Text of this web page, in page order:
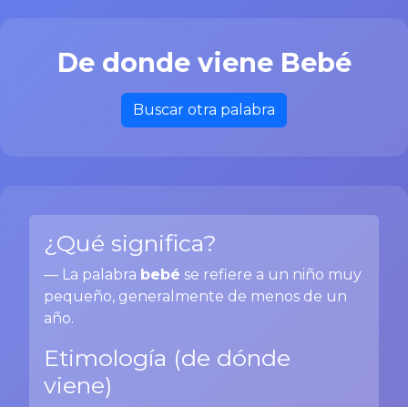
De donde viene Bebé
Buscar otra palabra
¿Qué significa?
— La palabra bebé se refiere a un niño muy
pequeño, generalmente de menos de un
año.
Etimología (de dónde
viene)